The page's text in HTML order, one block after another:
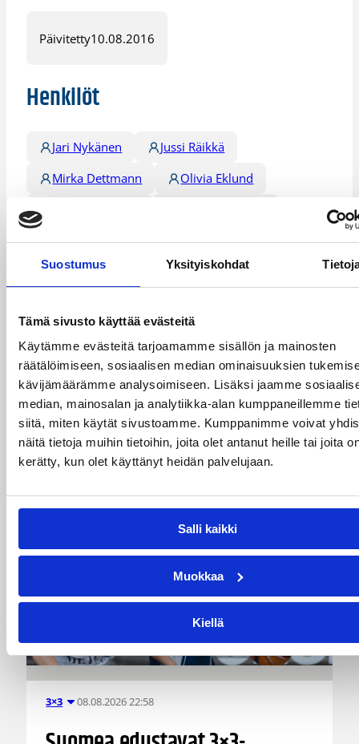
Suostumus Yksityiskohdat
Tämä sivusto käyttää evästeitä
Käytämme evästeitä tarjoamamme sisällön ja mainosten
räätälöimiseen, sosiaalisen median ominaisuuksien
kävijämäärämme analysoimiseen. Lisäksi jaamme
median, mainosalan ja analytiikka-alan kumppaneillemme
siitä, miten käytät sivustoamme. Kumppanimme voivat
näitä tietoja muihin tietoihin, joita olet antanut heille tai joita
kerätty, kun olet käyttänyt heidän palvelujaan.
Salli kaikki
Muokkaa
Kiellä
Päivitetty10.08.2016
Henkilöt
Jari Nykänen
Jussi Räikkä
Mirka Dettmann
Olivia Eklund
Tuula Tuomari
Ulla Karlsson
Kategoriat
Maajoukkue
Maajoukkueet
Pääjuttu
Susiladies
Katso myös
3×3 08.08.2026 22:58